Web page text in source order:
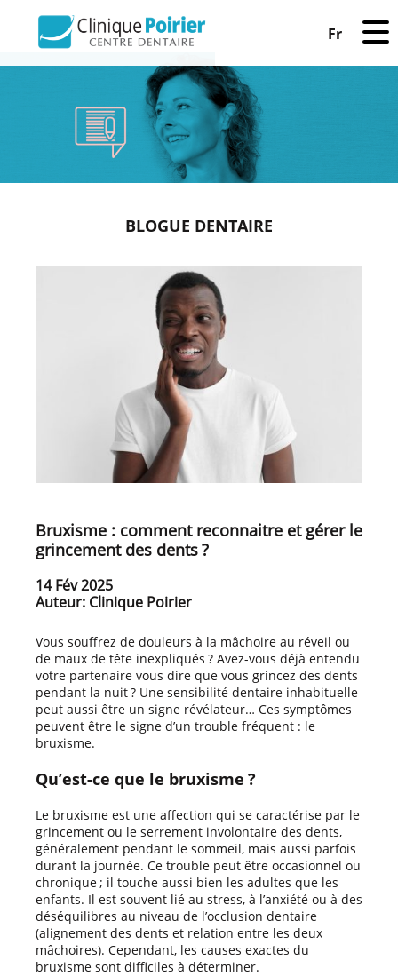
Fr
BLOGUE DENTAIRE
Bruxisme : comment reconnaitre et gérer le
grincement des dents ?
14 Fév 2025
Auteur: Clinique Poirier
Vous souffrez de douleurs à la mâchoire au réveil ou
de maux de tête inexpliqués ? Avez-vous déjà entendu
votre partenaire vous dire que vous grincez des dents
pendant la nuit ? Une sensibilité dentaire inhabituelle
peut aussi être un signe révélateur… Ces symptômes
peuvent être le signe d’un trouble fréquent : le
bruxisme.
Qu’est-ce que le bruxisme ?
Le bruxisme est une affection qui se caractérise par le
grincement ou le serrement involontaire des dents,
généralement pendant le sommeil, mais aussi parfois
durant la journée. Ce trouble peut être occasionnel ou
chronique ; il touche aussi bien les adultes que les
enfants. Il est souvent lié au stress, à l’anxiété ou à des
déséquilibres au niveau de l’occlusion dentaire
(alignement des dents et relation entre les deux
mâchoires). Cependant, les causes exactes du
bruxisme sont difficiles à déterminer.